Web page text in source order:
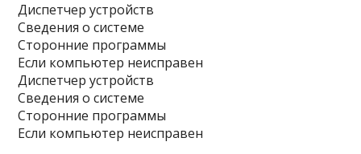
Диспетчер устройств
Сведения о системе
Сторонние программы
Если компьютер неисправен
Диспетчер устройств
Сведения о системе
Сторонние программы
Если компьютер неисправен